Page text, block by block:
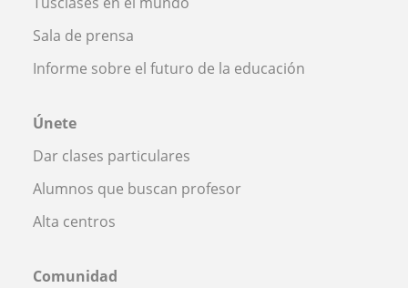
Sala de prensa
Informe sobre el futuro de la educación
Únete
Dar clases particulares
Alumnos que buscan profesor
Alta centros
Comunidad